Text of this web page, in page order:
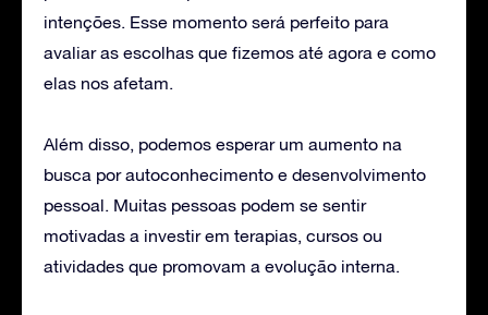
intenções. Esse momento será perfeito para
avaliar as escolhas que fizemos até agora e como
elas nos afetam.
Além disso, podemos esperar um aumento na
busca por autoconhecimento e desenvolvimento
pessoal. Muitas pessoas podem se sentir
motivadas a investir em terapias, cursos ou
atividades que promovam a evolução interna.